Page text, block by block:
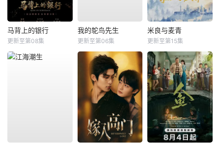
马背上的银行
更新至第08集
我的鸵鸟先生
更新至第06集
米良与麦青
更新至第15集